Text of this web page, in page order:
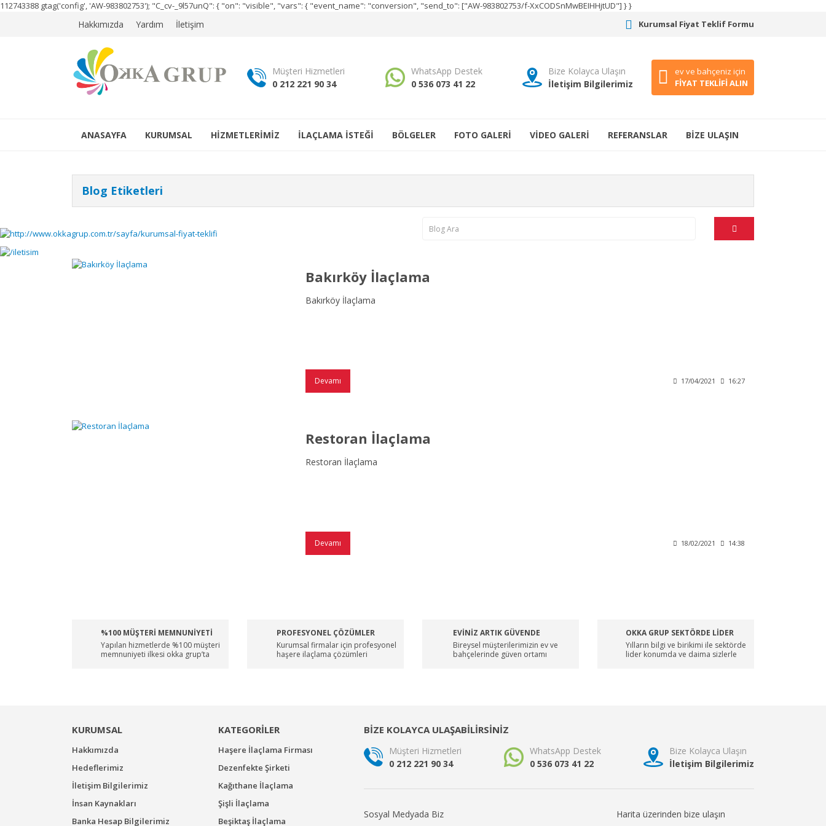
112743388 gtag('config', 'AW-983802753'); "C_cv-_9l57unQ": { "on": "visible", "vars": { "event_name": "conversion", "send_to": ["AW-983802753/f-XxCODSnMwBEIHHjtUD"] } }
Hakkımızda Yardım İletişim Kurumsal Fiyat Teklif Formu
Müşteri Hizmetleri
0 212 221 90 34
WhatsApp Destek
0 536 073 41 22
Bize Kolayca Ulaşın
İletişim Bilgilerimiz
ev ve bahçeniz için
FİYAT TEKLİFİ ALIN
ANASAYFA KURUMSAL HİZMETLERİMİZ İLAÇLAMA İSTEĞİ BÖLGELER FOTO GALERİ VİDEO GALERİ REFERANSLAR BİZE ULAŞIN
Blog Etiketleri
Bakırköy İlaçlama
Bakırköy İlaçlama
Devamı 17/04/2021 16:27
Restoran İlaçlama
Restoran İlaçlama
Devamı 18/02/2021 14:38
%100 MÜŞTERİ MEMNUNİYETİ
Yapılan hizmetlerde %100 müşteri
memnuniyeti ilkesi okka grup’ta
PROFESYONEL ÇÖZÜMLER
Kurumsal firmalar için profesyonel
haşere ilaçlama çözümleri
EVİNİZ ARTIK GÜVENDE
Bireysel müşterilerimizin ev ve
bahçelerinde güven ortamı
OKKA GRUP SEKTÖRDE LİDER
Yılların bilgi ve birikimi ile sektörde
lider konumda ve daima sizlerle
KURUMSAL
Hakkımızda
Hedeflerimiz
İletişim Bilgilerimiz
İnsan Kaynakları
Banka Hesap Bilgilerimiz
KATEGORİLER
Haşere İlaçlama Firması
Dezenfekte Şirketi
Kağıthane İlaçlama
Şişli İlaçlama
Beşiktaş İlaçlama
BİZE KOLAYCA ULAŞABİLİRSİNİZ
Müşteri Hizmetleri
0 212 221 90 34
WhatsApp Destek
0 536 073 41 22
Bize Kolayca Ulaşın
İletişim Bilgilerimiz
Sosyal Medyada Biz Harita üzerinden bize ulaşın